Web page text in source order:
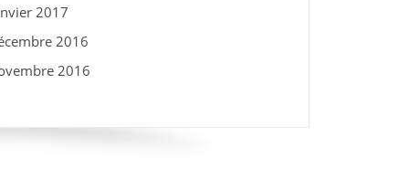
2017
2016
2016